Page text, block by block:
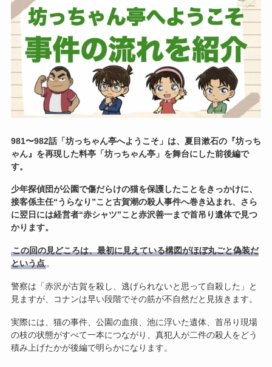
981〜982話「坊っちゃん亭へようこそ」は、夏目漱石の『坊っち
ゃん』を再現した料亭「坊っちゃん亭」を舞台にした前後編で
す。
少年探偵団が公園で傷だらけの猫を保護したことをきっかけに、
接客係主任“うらなり”こと古賀潮の殺人事件へ巻き込まれ、さら
に翌日には経営者“赤シャツ”こと赤沢善一まで首吊り遺体で見つ
かります。
この回の見どころは、最初に見えている構図がほぼ丸ごと偽装だ
という点。
警察は「赤沢が古賀を殺し、逃げられないと思って自殺した」と
見ますが、コナンは早い段階でその筋が不自然だと見抜きます。
実際には、猫の事件、公園の血痕、池に浮いた遺体、首吊り現場
の枝の状態がすべて一本につながり、真犯人が二件の殺人をどう
積み上げたかが後編で明らかになります。